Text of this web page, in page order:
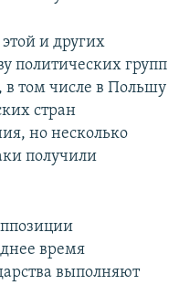
и других
политических групп
том числе в Польшу
стран
но несколько
получили
время
выполняют